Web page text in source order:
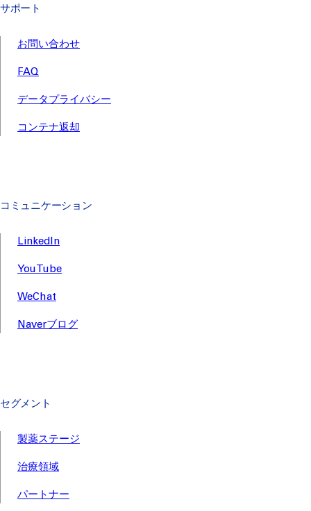
サポート
お問い合わせ
FAQ
データプライバシー
コンテナ返却
コミュニケーション
LinkedIn
YouTube
WeChat
Naverブログ
セグメント
製薬ステージ
治療領域
パートナー